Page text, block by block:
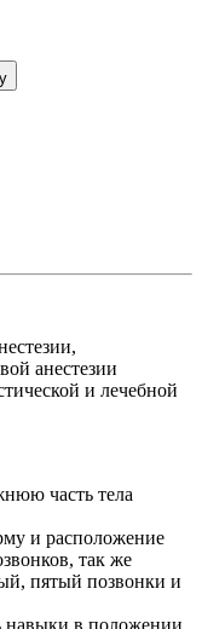
анестезии
и лечебной
часть тела
и расположение
так же
пятый позвонки и
навыки в положении